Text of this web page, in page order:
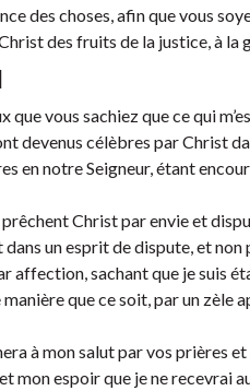
des choses, afin que vous
des fruits de la justice, à la
que vous sachiez que ce qui
devenus célèbres par Christ
en notre Seigneur, étant
Christ par envie et
dans un esprit de dispute, et
affection, sachant que je suis
que ce soit, par un zèle
à mon salut par vos prières
mon espoir que je ne recevrai